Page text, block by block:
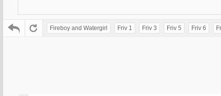
Fireboy and Watergirl Friv 1 Friv 3 Friv 5 Friv 6